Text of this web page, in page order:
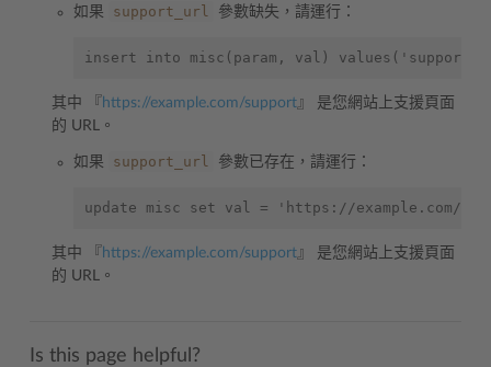
如果 support_url 參數缺失，請運行：
其中 『 https://example.com/support』 是您網站上支援頁面
的 URL。
如果 support_url 參數已存在，請運行：
其中 『 https://example.com/support』 是您網站上支援頁面
的 URL。
Is this page helpful?